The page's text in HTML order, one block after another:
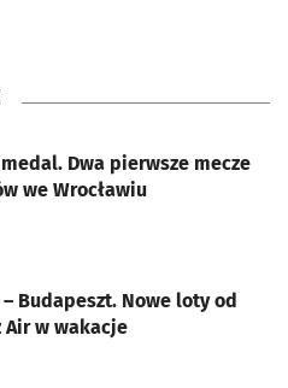
Dwa pierwsze mecze
we Wrocławiu
– Budapeszt. Nowe loty od
Air w wakacje